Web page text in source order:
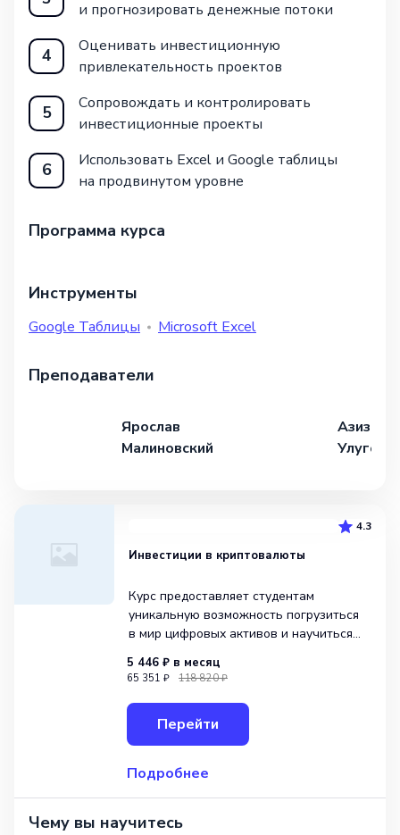
и прогнозировать денежные потоки
4
Оценивать инвестиционную
привлекательность проектов
5
Сопровождать и контролировать
инвестиционные проекты
6
Использовать Excel и Google таблицы
на продвинутом уровне
Программа курса
Инструменты
Google Таблицы Microsoft Excel
Преподаватели
Ярослав
Малиновский
Азиза
Улугова
4.3
Инвестиции в криптовалюты
Курс предоставляет студентам
уникальную возможность погрузиться
в мир цифровых активов и научиться
в криптовалюты. В ходе обучения
инвестирования, изучат стратегии
анализа рынка криптовалют и научатся
принимать обосн
5 446 ₽ в месяц
65 351 ₽ 118 820 ₽
Перейти
Подробнее
Чему вы научитесь